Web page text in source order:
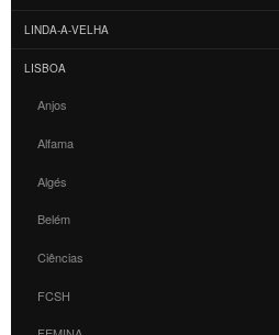
LINDA-A-VELHA
LISBOA
Anjos
Alfama
Algés
Belém
Ciências
FCSH